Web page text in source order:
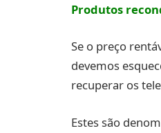
Produtos
Se o preço
devemos
recuperar os
Estes são